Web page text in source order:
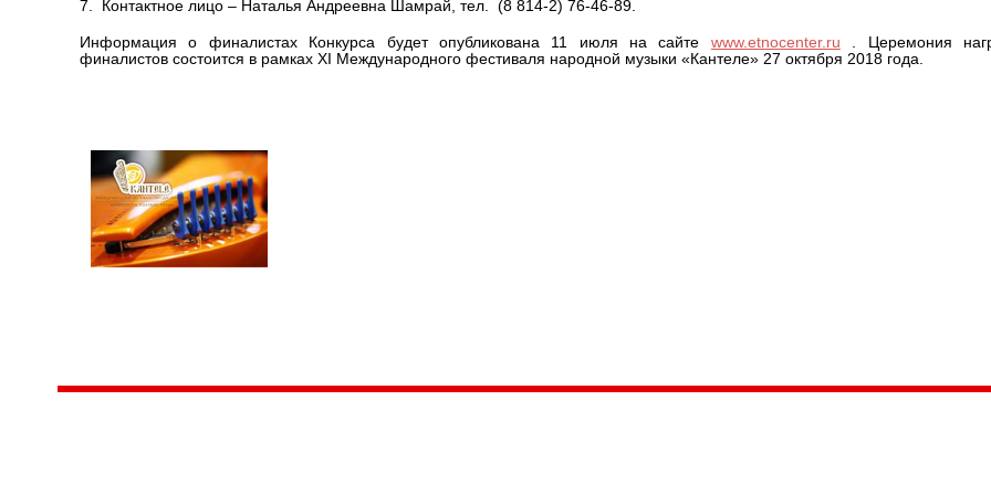
7. Контактное лицо – Наталья Андреевна Шамрай, тел. (8 814-2) 76-46-89.
Информация о финалистах Конкурса будет опубликована 11 июля на сайте www.etnocenter.ru . Церемония
финалистов состоится в рамках XI Международного фестиваля народной музыки «Кантеле» 27 октября 2018 года.